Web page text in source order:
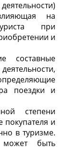
на
при
и
составные
поездки и
степени
покупателя и
в туризме.
может быть